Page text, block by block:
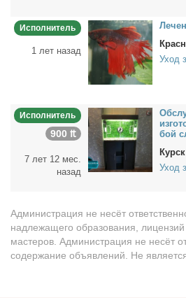
Исполнитель
1 лет назад
Уход
Исполнитель
900 ₶
7 лет 12 мес.
назад
бой
Курск
Уход
Администрация не несёт
надлежащего образования, лицензий
мастеров. Администрация не несёт
содержание объявлений. Не